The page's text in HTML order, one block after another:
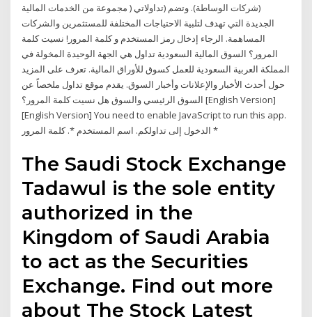
(شركات الوساطة). وتضم (تداولاتي ( مجموعة من الخدمات المالية
الجديدة التي تهدف لتلبية الاحتياجات المختلفة للمستثمرين والشركات
المساهمة. الرجاء إدخال رمز المستخدم و كلمة المرور! نسيت كلمة
المرور؟ السوق المالية السعودية تداول هي الجهة الوحيدة المخولة في
المملكة العربية السعودية للعمل كسوق للأوراق المالية. تعرف على المزيد
حول أحدث الأخبار والإعلانات وأخبار السوق. يقدم موقع تداول ملخصاً عن
السوق الرئيسي والسوق هل نسيت كلمة المرور؟ [English Version]
[English Version] You need to enable JavaScript to run this app.
الدخول إلى تداولكم. اسم المستخدم *. كلمة المرور *
The Saudi Stock Exchange
Tadawul is the sole entity
authorized in the
Kingdom of Saudi Arabia
to act as the Securities
Exchange. Find out more
about The Stock Latest